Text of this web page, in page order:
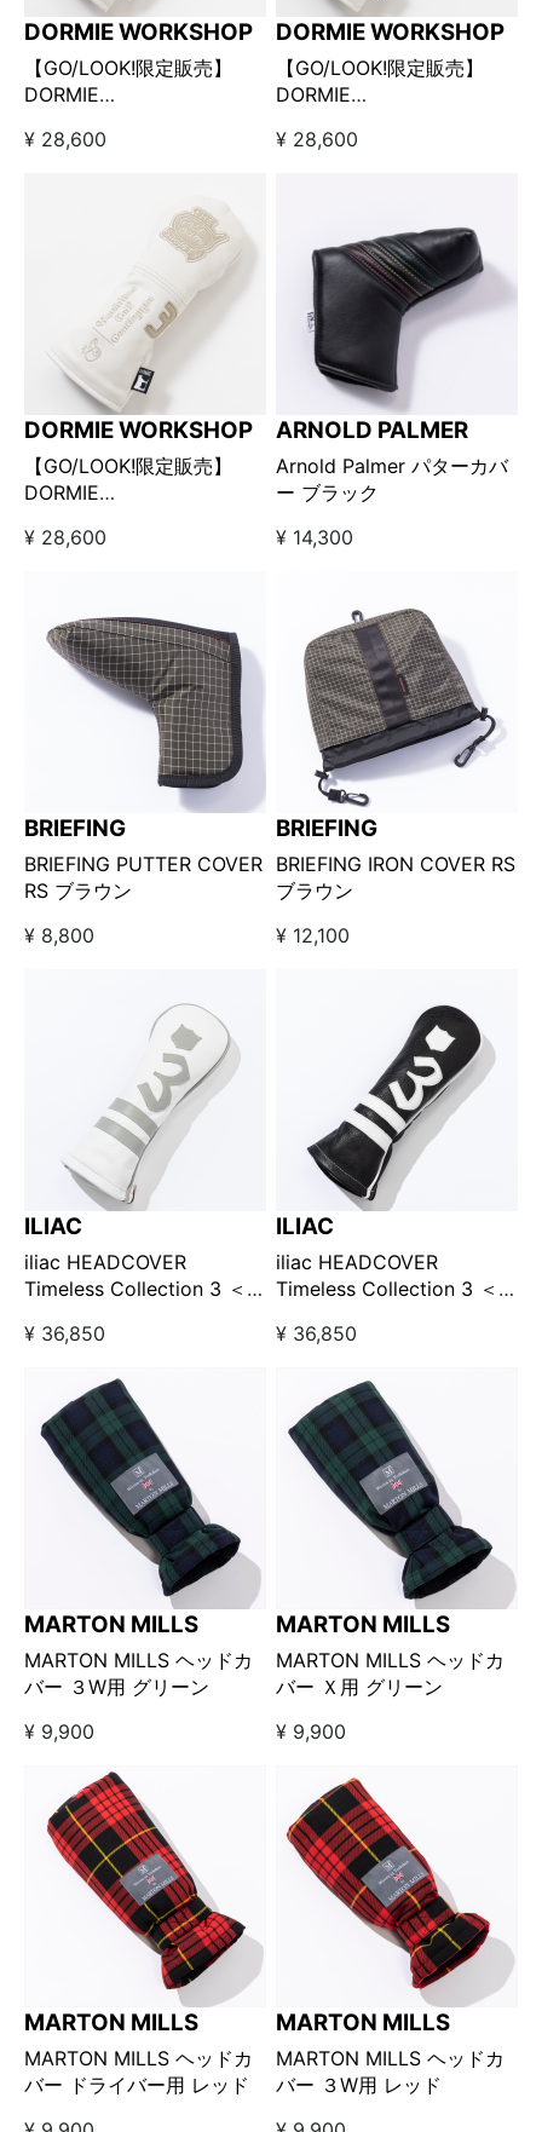
DORMIE WORKSHOP
【GO/LOOK!限定販売】
DORMIE
Golf Gentleman コラボヘ
¥ 28,600
DORMIE WORKSHOP
【GO/LOOK!限定販売】
DORMIE
Golf Gentleman コラボヘ
¥ 28,600
DORMIE WORKSHOP
【GO/LOOK!限定販売】
DORMIE
Golf Gentleman コラボヘ
¥ 28,600
ARNOLD PALMER
Arnold Palmer パターカバ
ー ブラック
¥ 14,300
BRIEFING
BRIEFING PUTTER COVER
RS ブラウン
¥ 8,800
BRIEFING
BRIEFING IRON COVER RS
ブラウン
¥ 12,100
ILIAC
iliac HEADCOVER
Timeless Collection 3 ＜
ワイト/グレー
¥ 36,850
ILIAC
iliac HEADCOVER
Timeless Collection 3 ＜
ラック/ホワイト
¥ 36,850
MARTON MILLS
MARTON MILLS ヘッドカ
バー ３W用 グリーン
¥ 9,900
MARTON MILLS
MARTON MILLS ヘッドカ
バー Ｘ用 グリーン
¥ 9,900
MARTON MILLS
MARTON MILLS ヘッドカ
バー ドライバー用 レッド
MARTON MILLS
MARTON MILLS ヘッドカ
バー ３W用 レッド